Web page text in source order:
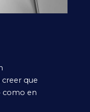
que
como en